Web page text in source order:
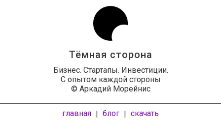
Тёмная сторона
Бизнес. Стартапы. Инвестиции.
С опытом каждой стороны
© Аркадий Морейнис
главная | блог | скачать